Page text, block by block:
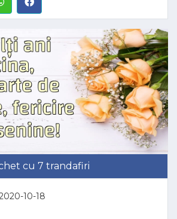
cu 7 trandafiri
10-18